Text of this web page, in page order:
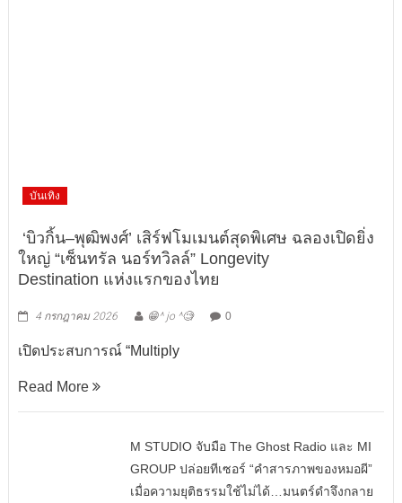
บันเทิง
‘บิวกิ้น–พุฒิพงศ์’ เสิร์ฟโมเมนต์สุดพิเศษ ฉลองเปิดยิ่ง
ใหญ่ “เซ็นทรัล นอร์ทวิลล์” Longevity
Destination แห่งแรกของไทย
4 กรกฎาคม 2026 😁^ jo ^🧐 0
เปิดประสบการณ์ “Multiply
Read More
M STUDIO จับมือ The Ghost Radio และ MI
GROUP ปล่อยทีเซอร์ “คำสารภาพของหมอผี”
เมื่อความยุติธรรมใช้ไม่ได้…มนตร์ดำจึงกลาย